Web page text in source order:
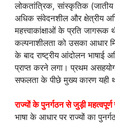
लोकतांत्रिक, सांस्कृतिक
अधिक संवेदनशील और क्षेत्रीय
महत्त्वाकांक्षाओं के प्रति जागरूक
कल्पनाशीलता को उसका आधार
के बाद राष्ट्रीय आंदोलन भाषाई
प्राप्त करने लगा। प्रथम
सफलता के पीछे मुख्य कारण यही
राज्यों के पुनर्गठन से जुड़ी
भाषा के आधार पर राज्यों का